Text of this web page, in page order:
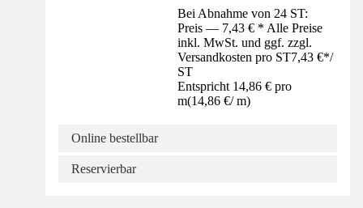
Bei Abnahme von 24 ST:
Preis — 7,43 € * Alle Preise
inkl. MwSt. und ggf. zzgl.
Versandkosten pro ST7,43 €*/
ST
Entspricht 14,86 € pro
m(14,86 €/ m)
Online bestellbar
Reservierbar